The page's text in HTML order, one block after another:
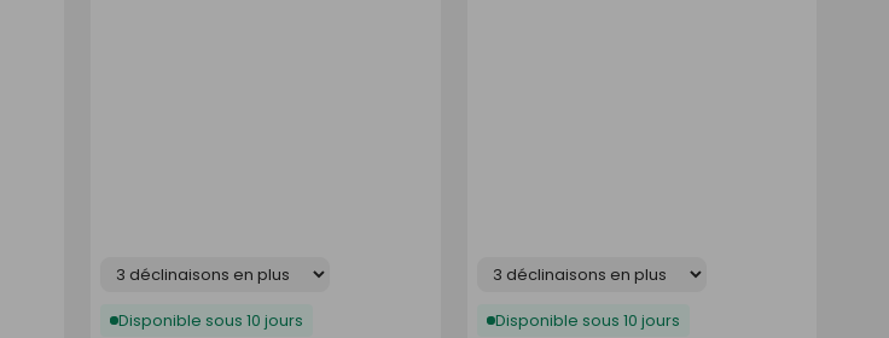
Disponible sous 10 jours Disponible sous 10 jours